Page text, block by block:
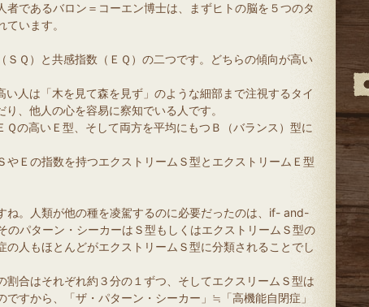
者であるバロン＝コーエン博士は、まずヒトの脳を５つのタ
います。
ＳＱ）と共感指数（ＥＱ）の二つです。どちらの傾向が高い
人は「木を見て森を見ず」のような細部まで注視するタイ
、他人の心を容易に察知でいる人です。
Ｑの高いＥ型、そして両方を平均にもつＢ（バランス）型に
やＥの指数を持つエクストリームＳ型とエクストリームＥ型
ね。人類が他の種を凌駕するのに必要だったのは、if- and-
のパターン・シーカーはＳ型もしくはエクストリームＳ型の
の人もほとんどがエクストリームＳ型に分類されることでし
割合はそれぞれ約３分の１ずつ、そしてエクスリームＳ型は
ですから、「ザ・パターン・シーカー」≒「高機能自閉症」